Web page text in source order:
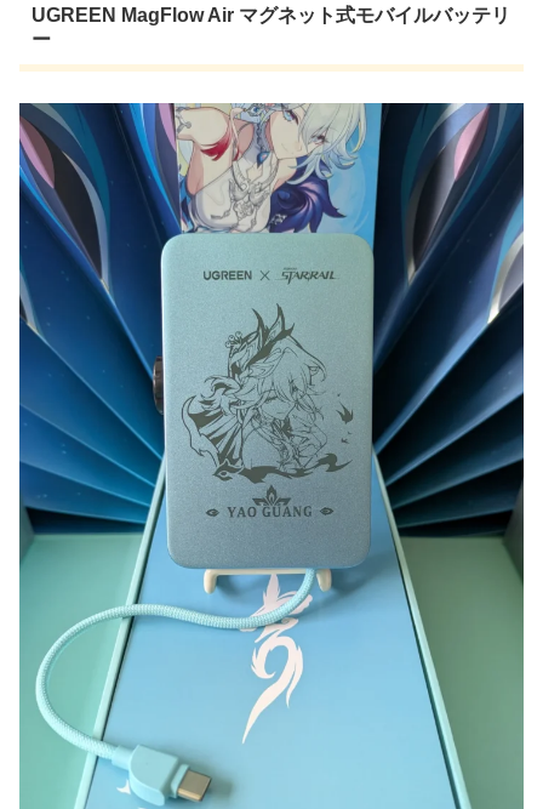
UGREEN MagFlow Air マグネット式モバイルバッテリ
ー